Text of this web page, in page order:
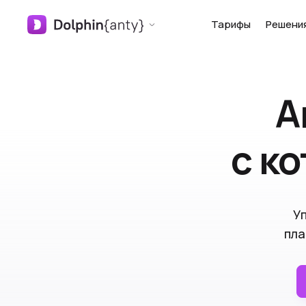
Тарифы
с